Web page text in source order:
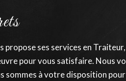
propose ses services en
pour vous satisfaire. Nous
sommes à votre disposition